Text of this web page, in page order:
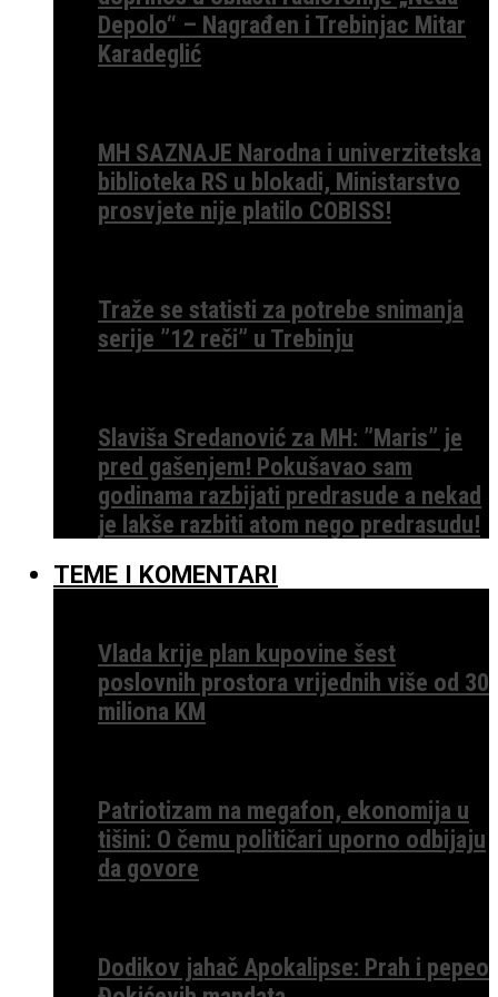
Depolo“ – Nagrađen i Trebinjac Mitar
Karadeglić
MH SAZNAJE Narodna i univerzitetska
biblioteka RS u blokadi, Ministarstvo
prosvjete nije platilo COBISS!
Traže se statisti za potrebe snimanja
serije ”12 reči” u Trebinju
Slaviša Sredanović za MH: ”Maris” je
pred gašenjem! Pokušavao sam
godinama razbijati predrasude a nekad
je lakše razbiti atom nego predrasudu!
TEME I KOMENTARI
Vlada krije plan kupovine šest
poslovnih prostora vrijednih više od 30
miliona KM
Patriotizam na megafon, ekonomija u
tišini: O čemu političari uporno odbijaju
da govore
Dodikov jahač Apokalipse: Prah i pepeo